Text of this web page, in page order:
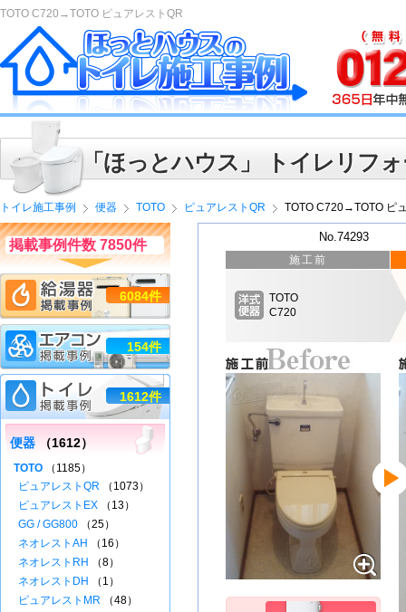
TOTO C720→TOTO ピュアレストQR
「ほっとハウス」 トイレリフ
トイレ施工事例 便器 TOTO ピュアレストQR TOTO C720→TOTO ピ
No.74293
施工前
TOTO
C720
掲載事例件数 7850件
6084件
154件
1612件
便器 （1612）
TOTO （1185）
ピュアレストQR （1073）
ピュアレストEX （13）
GG / GG800 （25）
ネオレストAH
（16）
ネオレストRH
（8）
ネオレストDH
（1）
ピュアレストMR （48）